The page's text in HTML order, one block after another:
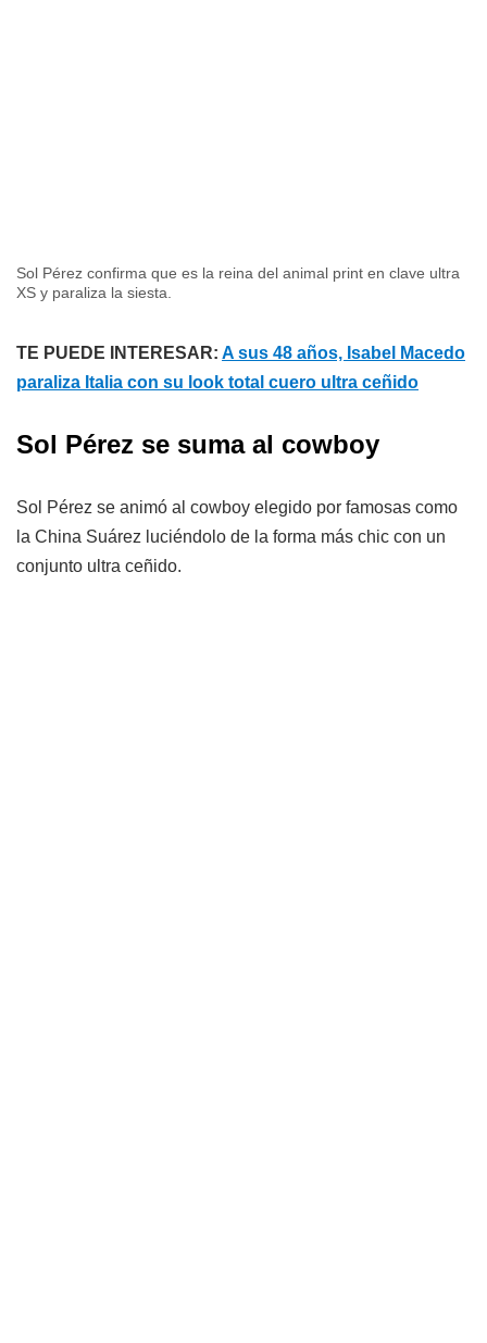
Sol Pérez confirma que es la reina del animal print en clave ultra
XS y paraliza la siesta.
TE PUEDE INTERESAR: A sus 48 años, Isabel Macedo
paraliza Italia con su look total cuero ultra ceñido
Sol Pérez se suma al cowboy
Sol Pérez se animó al cowboy elegido por famosas como
la China Suárez luciéndolo de la forma más chic con un
conjunto ultra ceñido.